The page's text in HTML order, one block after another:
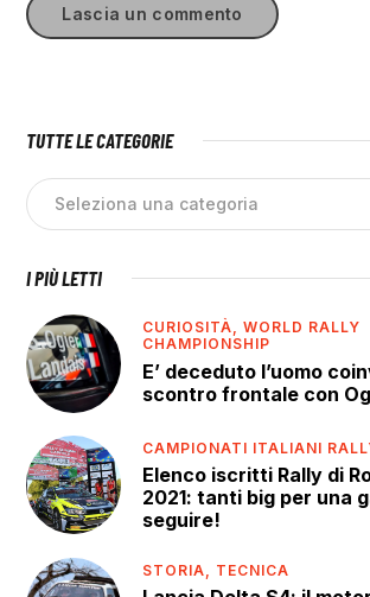
TUTTE LE CATEGORIE
I PIÙ LETTI
CURIOSITÀ,WORLD RALLY
CHAMPIONSHIP
E’ deceduto l’uomo
scontro frontale con
CAMPIONATI ITALIANI
Elenco iscritti Rally di
2021: tanti big per una
seguire!
STORIA, TECNICA